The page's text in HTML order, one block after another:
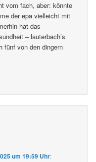
vom fach, aber: könnte
der epa vielleicht mit
hat das
– lauterbach’s
fünf von den dingern
um 19:59 Uhr: